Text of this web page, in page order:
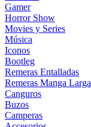
Gamer
Horror Show
Movies y Series
Música
Iconos
Bootleg
Remeras Entalladas
Remeras Manga Larga
Canguros
Buzos
Camperas